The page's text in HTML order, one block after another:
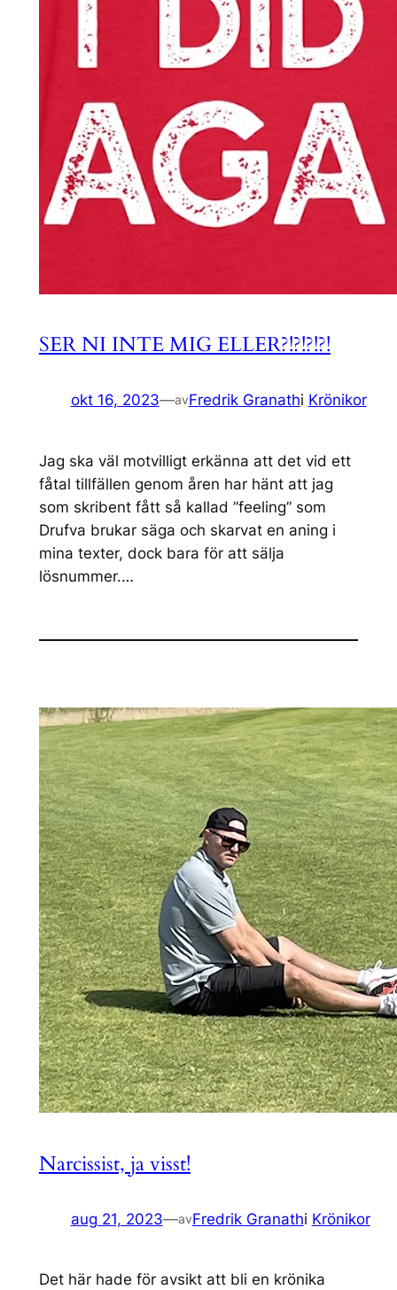
SER NI INTE MIG ELLER?!?!?!?!
okt 16, 2023—avFredrik Granathi Krönikor
Jag ska väl motvilligt erkänna att det vid ett
fåtal tillfällen genom åren har hänt att jag
som skribent fått så kallad ”feeling” som
Drufva brukar säga och skarvat en aning i
mina texter, dock bara för att sälja
lösnummer.…
Narcissist, ja visst!
aug 21, 2023—avFredrik Granathi Krönikor
Det här hade för avsikt att bli en krönika